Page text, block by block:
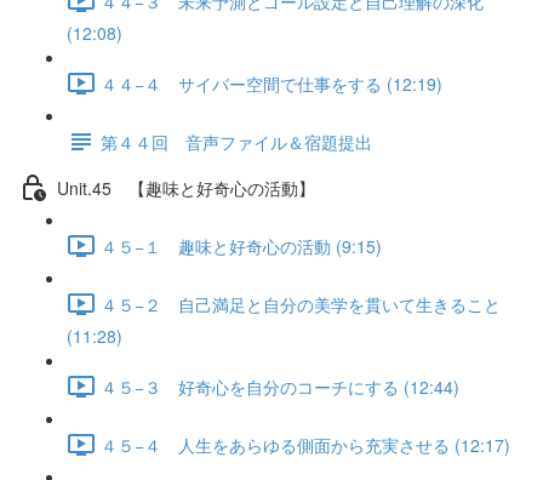
(12:08)
４４−４ サイバー空間で仕事をする (12:19)
第４４回 音声ファイル＆宿題提出
Unit.45 【趣味と好奇心の活動】
４５−１ 趣味と好奇心の活動 (9:15)
４５−２ 自己満足と自分の美学を貫いて生きること
(11:28)
４５−３ 好奇心を自分のコーチにする (12:44)
４５−４ 人生をあらゆる側面から充実させる (12:17)